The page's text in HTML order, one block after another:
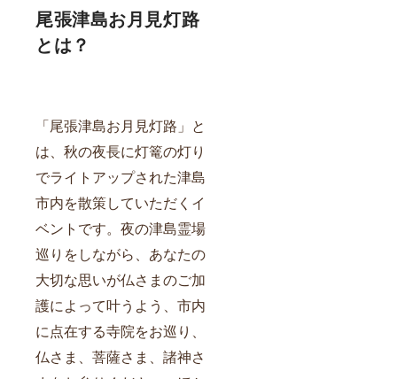
尾張津島お月見灯路
とは？
「尾張津島お月見灯路」と
は、秋の夜長に灯篭の灯り
でライトアップされた津島
市内を散策していただくイ
ベントです。夜の津島霊場
巡りをしながら、あなたの
大切な思いが仏さまのご加
護によって叶うよう、市内
に点在する寺院をお巡り、
仏さま、菩薩さま、諸神さ